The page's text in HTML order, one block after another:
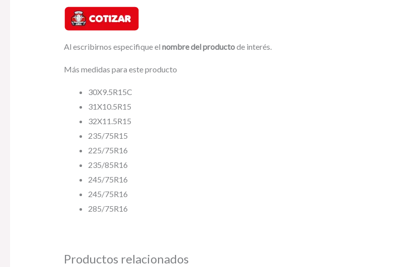
Al escribirnos especifique el nombre del productode interés.
Más medidas para este producto
30X9.5R15C
31X10.5R15
32X11.5R15
235/75R15
225/75R16
235/85R16
245/75R16
245/75R16
285/75R16
Productos relacionados